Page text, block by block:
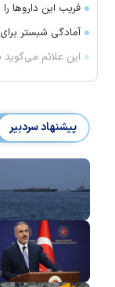
فریب این دارو‌ها
آمادگی شبستر
این علائم
پیشنهاد سردبیر